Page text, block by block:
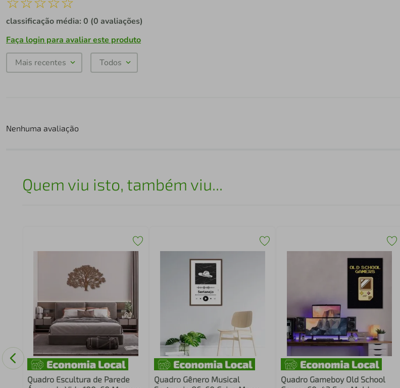
classificação média: 0 (0 avaliações)
Faça login para avaliar este produto
Mais recentes Todos
Nenhuma avaliação
Quem viu isto, também viu...
Quadro Escultura de Parede
Quadro Gênero Musical
Quadro Gameboy Old School